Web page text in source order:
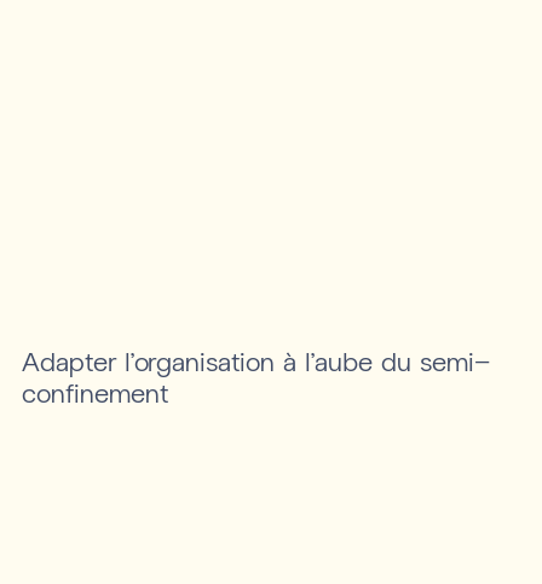
Adapter l’organisation à l’aube du semi-
confinement